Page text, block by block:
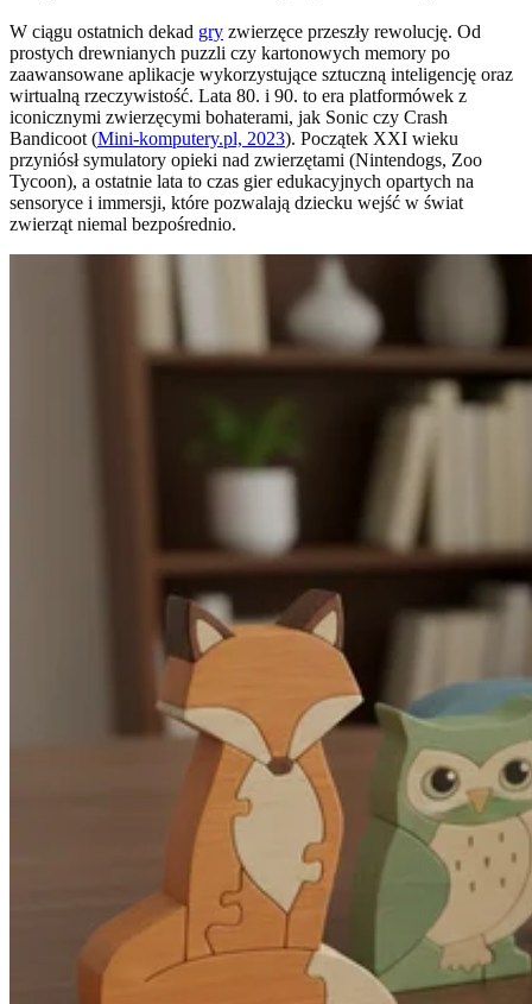
W ciągu ostatnich dekad gry zwierzęce przeszły rewolucję. Od
prostych drewnianych puzzli czy kartonowych memory po
zaawansowane aplikacje wykorzystujące sztuczną inteligencję oraz
wirtualną rzeczywistość. Lata 80. i 90. to era platformówek z
iconicznymi zwierzęcymi bohaterami, jak Sonic czy Crash
Bandicoot (Mini-komputery.pl, 2023). Początek XXI wieku
przyniósł symulatory opieki nad zwierzętami (Nintendogs, Zoo
Tycoon), a ostatnie lata to czas gier edukacyjnych opartych na
sensoryce i immersji, które pozwalają dziecku wejść w świat
zwierząt niemal bezpośrednio.